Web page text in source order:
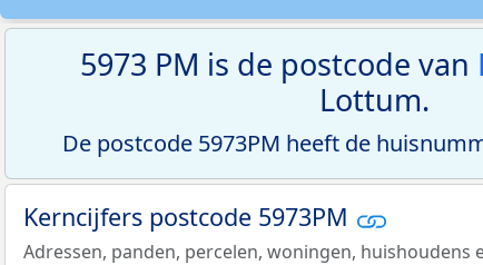
5973 PM is de postcode van
Lottum.
De postcode 5973PM heeft de
Kerncijfers postcode 5973PM
Adressen, panden, percelen, woningen, huishoudens